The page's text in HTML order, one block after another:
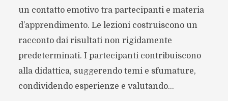
un contatto emotivo tra partecipanti e materia
d’apprendimento. Le lezioni costruiscono un
racconto dai risultati non rigidamente
predeterminati. I partecipanti contribuiscono
alla didattica, suggerendo temi e sfumature,
condividendo esperienze e valutando...